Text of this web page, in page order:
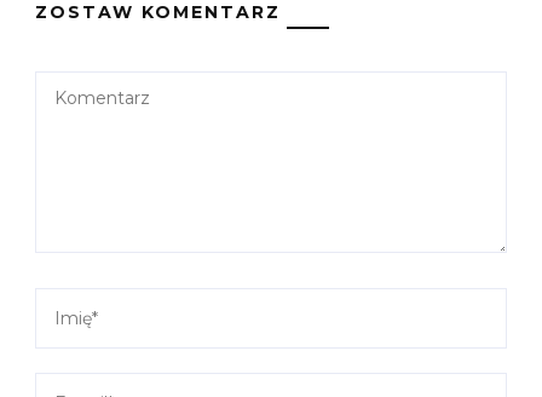
ZOSTAW KOMENTARZ